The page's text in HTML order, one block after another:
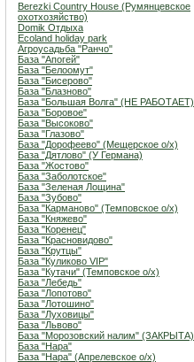
Berezki Country House (Румянцевское
охотхозяйство)
Domik Отдыха
Ecoland holiday park
Агроусадьба "Ранчо"
База "Апогей"
База "Белоомут"
База "Бисерово"
База "Блазново"
База "Большая Волга" (НЕ РАБОТАЕТ)
База "Боровое"
База "Высоково"
База "Глазово"
База "Дорофеево" (Мещерское о/х)
База "Дятлово" (У Германа)
База "Жостово"
База "Заболотское"
База "Зеленая Лощина"
База "Зубово"
База "Карманово" (Темповское о/х)
База "Княжево"
База "Коренец"
База "Красновидово"
База "Крутцы"
База "Куликово VIP"
База "Кутачи" (Темповское о/х)
База "Лебедь"
База "Лопотово"
База "Лотошино"
База "Луховицы"
База "Львово"
База "Морозовский налим" (ЗАКРЫТА)
База "Нара"
База "Нара" (Апрелевское о/х)